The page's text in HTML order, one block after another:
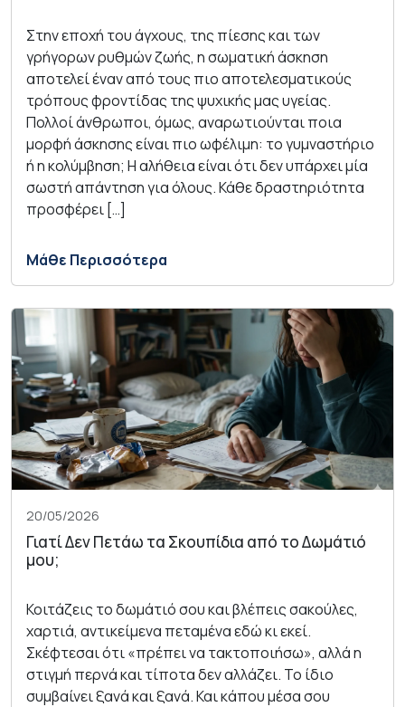
Στην εποχή του άγχους, της πίεσης και των
γρήγορων ρυθμών ζωής, η σωματική άσκηση
αποτελεί έναν από τους πιο αποτελεσματικούς
τρόπους φροντίδας της ψυχικής μας υγείας.
Πολλοί άνθρωποι, όμως, αναρωτιούνται ποια
μορφή άσκησης είναι πιο ωφέλιμη: το γυμναστήριο
ή η κολύμβηση; Η αλήθεια είναι ότι δεν υπάρχει μία
σωστή απάντηση για όλους. Κάθε δραστηριότητα
προσφέρει […]
Μάθε Περισσότερα
20/05/2026
Γιατί Δεν Πετάω τα Σκουπίδια από το Δωμάτιό
μου;
Κοιτάζεις το δωμάτιό σου και βλέπεις σακούλες,
χαρτιά, αντικείμενα πεταμένα εδώ κι εκεί.
Σκέφτεσαι ότι «πρέπει να τακτοποιήσω», αλλά η
στιγμή περνά και τίποτα δεν αλλάζει. Το ίδιο
συμβαίνει ξανά και ξανά. Και κάπου μέσα σου